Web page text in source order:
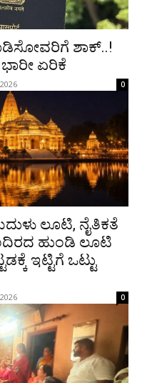
ಶಾಕ್..!
ಭಾರೀ ಏರಿಕೆ
0
ಲೂಟಿ, ನೈತಿಕತೆ
ಹುಂಡಿ ಲೂಟಿ
ಇಟ್ಟಿಗೆ ಒಟ್ಟು
0